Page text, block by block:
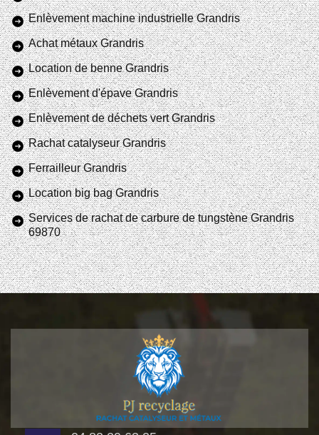
Enlèvement machine industrielle Grandris
Achat métaux Grandris
Location de benne Grandris
Enlèvement d'épave Grandris
Enlèvement de déchets vert Grandris
Rachat catalyseur Grandris
Ferrailleur Grandris
Location big bag Grandris
Services de rachat de carbure de tungstène Grandris
69870